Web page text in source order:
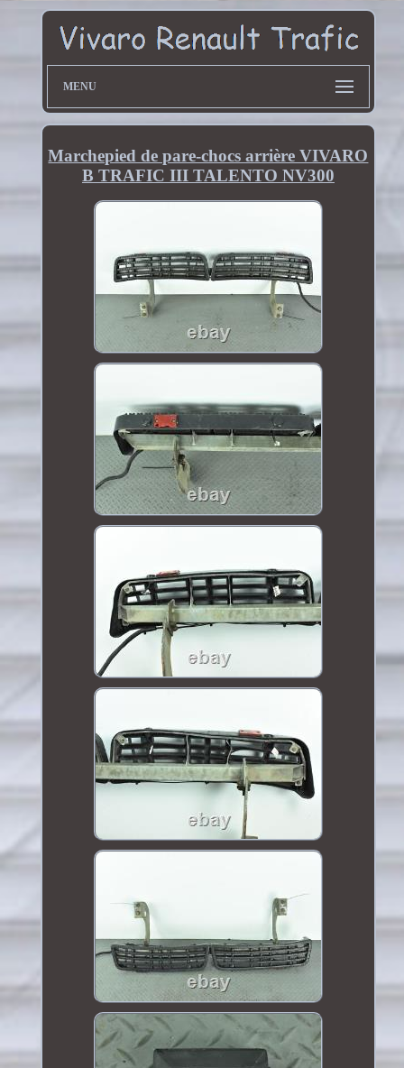
MENU
Marchepied de pare-chocs arrière VIVARO
B TRAFIC III TALENTO NV300